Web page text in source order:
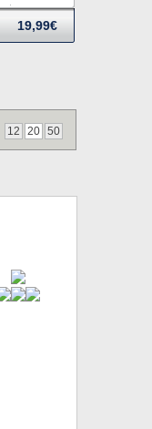
19,99€
12 20 50